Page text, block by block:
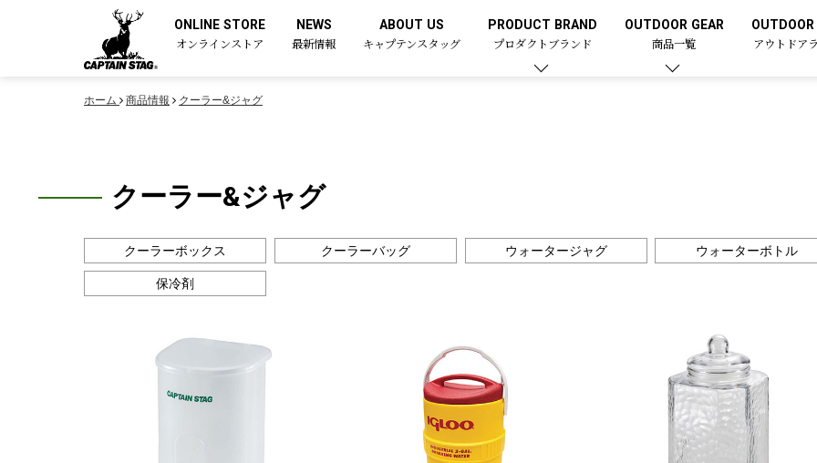
ONLINE STORE
オンラインストア
NEWS
最新情報
ABOUT US
キャプテンスタッグ
PRODUCT BRAND
プロダクトブランド
OUTDOOR GEAR
商品一覧
OUTDOOR
アウトドア
ホーム 商品情報 クーラー&ジャグ
クーラー&ジャグ
クーラーボックス クーラーバッグ ウォータージャグ ウォーターボトル
保冷剤